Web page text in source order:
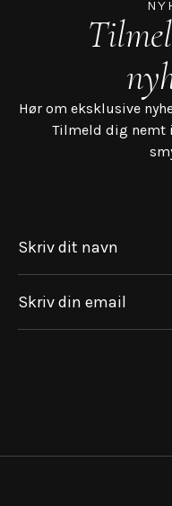
Hør om eksklusive
Tilmeld dig nemt
Skriv dit navn
Skriv din email